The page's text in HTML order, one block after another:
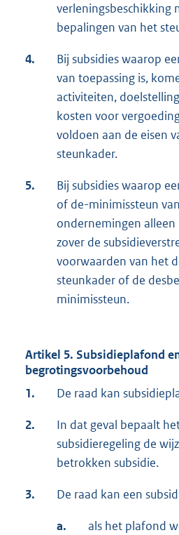
verleningsbeschikking
bepalingen van het
4.
Bij subsidies waarop
van toepassing is,
activiteiten,
kosten voor
voldoen aan de eisen
steunkader.
5.
Bij subsidies waarop
of de-minimissteun
ondernemingen
zover de
voorwaarden van het
steunkader of de
minimissteun.
Artikel 5. Subsidieplafond
begrotingsvoorbehoud
1.
De raad kan
2.
In dat geval bepaalt
subsidieregeling de
betrokken subsidie.
3. De raad kan een
a.
als het plafond